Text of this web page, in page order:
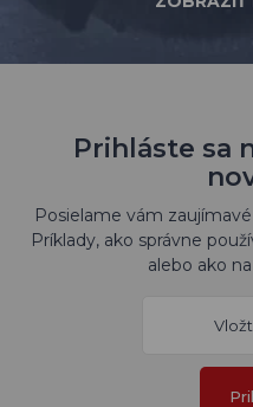
Prihláste sa
Posielame vám
Príklady, ako správne
alebo ako